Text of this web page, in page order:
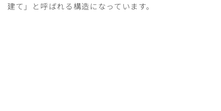
建て」と呼ばれる構造になっています。